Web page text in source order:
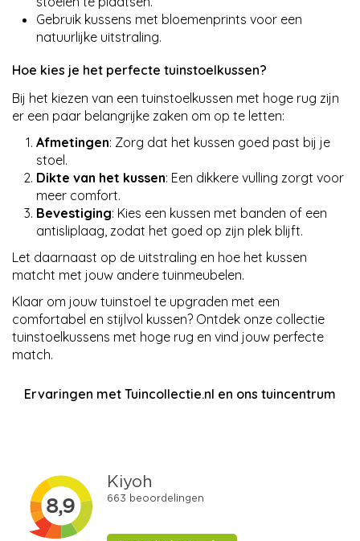
Gebruik kussens met bloemenprints voor een
natuurlijke uitstraling.
Hoe kies je het perfecte tuinstoelkussen?
Bij het kiezen van een tuinstoelkussen met hoge rug zijn
er een paar belangrijke zaken om op te letten:
Afmetingen: Zorg dat het kussen goed past bij je
stoel.
Dikte van het kussen: Een dikkere vulling zorgt voor
meer comfort.
Bevestiging: Kies een kussen met banden of een
antisliplaag, zodat het goed op zijn plek blijft.
Let daarnaast op de uitstraling en hoe het kussen
matcht met jouw andere tuinmeubelen.
Klaar om jouw tuinstoel te upgraden met een
comfortabel en stijlvol kussen? Ontdek onze collectie
tuinstoelkussens met hoge rug en vind jouw perfecte
match.
Ervaringen met Tuincollectie.nl en ons tuincentrum